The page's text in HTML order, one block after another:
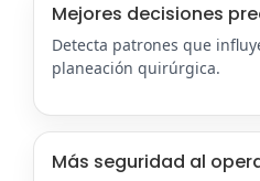
Mejores decisiones
Detecta patrones que
planeación quirúrgica.
Más seguridad al